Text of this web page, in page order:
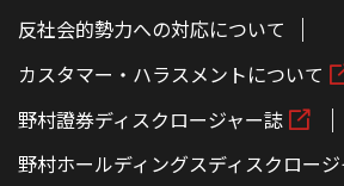
反社会的勢力への対応について
カスタマー・ハラスメントについて
野村證券ディスクロージャー誌
野村ホールディングスディスクロー